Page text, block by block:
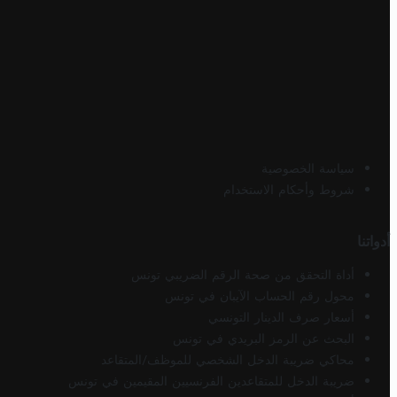
سياسة الخصوصية
شروط وأحكام الاستخدام
أدواتنا
أداة التحقق من صحة الرقم الضريبي تونس
محول رقم الحساب الآيبان في تونس
أسعار صرف الدينار التونسي
البحث عن الرمز البريدي في تونس
محاكي ضريبة الدخل الشخصي للموظف/المتقاعد
ضريبة الدخل للمتقاعدين الفرنسيين المقيمين في تونس